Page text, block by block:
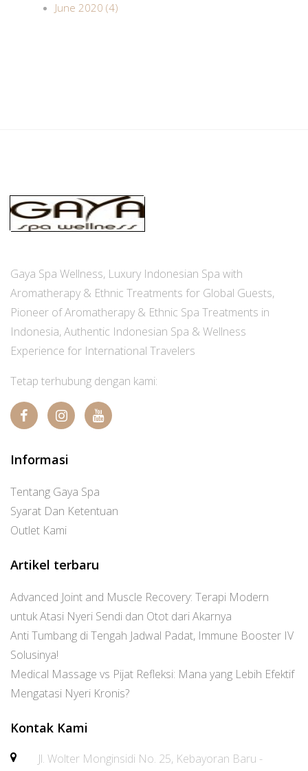
June 2020 (4)
Gaya Spa Wellness, Luxury Indonesian Spa with
Aromatherapy & Ethnic Treatments for Global Guests,
Pioneer of Aromatherapy & Ethnic Spa Treatments in
Indonesia, Authentic Indonesian Spa & Wellness
Experience for International Travelers
Tetap terhubung dengan kami:
Informasi
Tentang Gaya Spa
Syarat Dan Ketentuan
Outlet Kami
Artikel terbaru
Advanced Joint and Muscle Recovery: Terapi Modern
untuk Atasi Nyeri Sendi dan Otot dari Akarnya
Anti Tumbang di Tengah Jadwal Padat, Immune Booster IV
Solusinya!
Medical Massage vs Pijat Refleksi: Mana yang Lebih Efektif
Mengatasi Nyeri Kronis?
Kontak Kami
Jl. Wolter Monginsidi No. 25, Kebayoran Baru -